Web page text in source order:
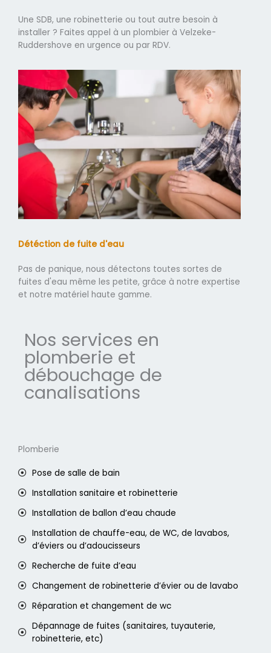
Une SDB, une robinetterie ou tout autre besoin à
installer ? Faites appel à un plombier à Velzeke-
Ruddershove en urgence ou par RDV.
Détéction de fuite d'eau
Pas de panique, nous détectons toutes sortes de
fuites d'eau même les petite, grâce à notre expertise
et notre matériel haute gamme.
Nos services en
plomberie et
débouchage de
canalisations
Plomberie
Pose de salle de bain
Installation sanitaire et robinetterie
Installation de ballon d’eau chaude
Installation de chauffe-eau, de WC, de lavabos,
d’éviers ou d’adoucisseurs
Recherche de fuite d’eau
Changement de robinetterie d’évier ou de lavabo
Réparation et changement de wc
Dépannage de fuites (sanitaires, tuyauterie,
robinetterie, etc)